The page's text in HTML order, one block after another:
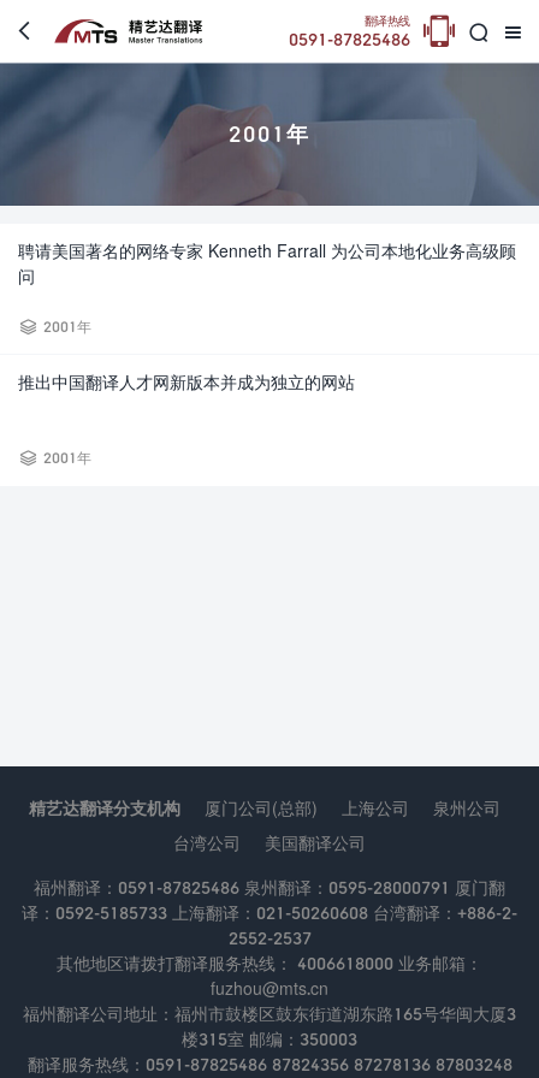
 

翻译热线
0591-87825486 
2001年
聘请美国著名的网络专家 Kenneth Farrall 为公司本地化业务高级顾
问
 2001年
推出中国翻译人才网新版本并成为独立的网站
 2001年
精艺达翻译分支机构 厦门公司(总部) 上海公司
泉州公司
台湾公司
美国翻译公司
福州翻译：0591-87825486 泉州翻译：0595-28000791 厦门翻
译：0592-5185733 上海翻译：021-50260608 台湾翻译：+886-2-
2552-2537
其他地区请拨打翻译服务热线： 4006618000 业务邮箱：
fuzhou@mts.cn
福州翻译公司地址：福州市鼓楼区鼓东街道湖东路165号华闽大厦3
楼315室 邮编：350003
翻译服务热线：0591-87825486 87824356 87278136 87803248